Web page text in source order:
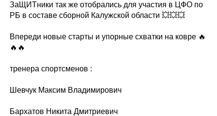
ЗаЩИТники так же отобрались для участия в ЦФО по
РБ в составе сборной Калужской области 💥💥💥
Впереди новые старты и упорные схватки на ковре 🔥
🔥🔥
тренера спортсменов :
Шевчук Максим Владимирович
Бархатов Никита Дмитриевич